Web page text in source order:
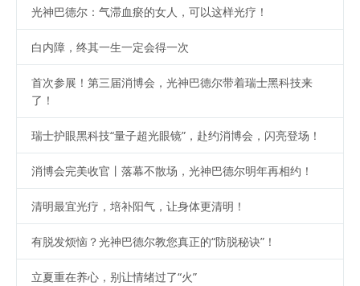
光神巴德尔：气滞血瘀的女人，可以这样光疗！
白内障，终其一生一定会得一次
首次参展！第三届消博会，光神巴德尔带着瑞士黑科技来
了！
瑞士护眼黑科技“量子超光眼镜”，赴约消博会，闪亮登场！
消博会完美收官丨落幕不散场，光神巴德尔明年再相约！
清明最宜光疗，培补阳气，让身体更清明！
有脱发烦恼？光神巴德尔教您真正的“防脱秘诀”！
立夏重在养心，别让情绪过了“火”